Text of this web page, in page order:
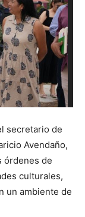
secretario de
Avendaño,
órdenes de
culturales,
un ambiente de